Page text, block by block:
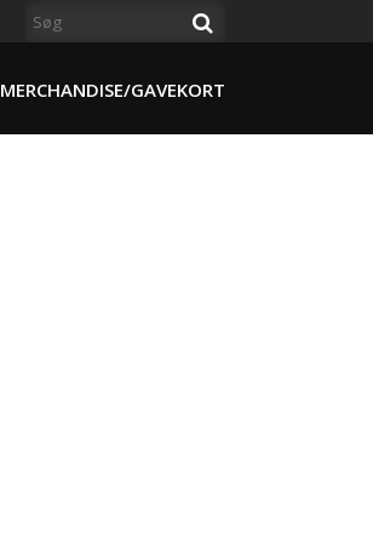
MERCHANDISE/GAVEKORT